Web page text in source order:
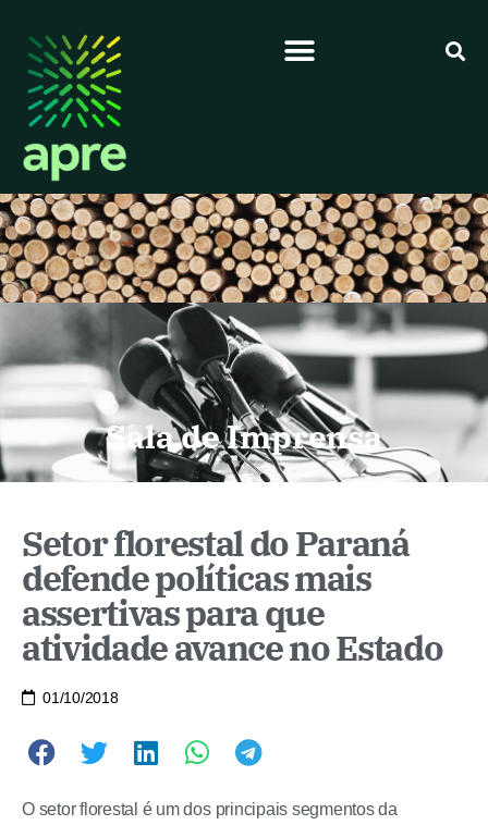
Sala de Imprensa
Setor florestal do Paraná
defende políticas mais
assertivas para que
atividade avance no Estado
01/10/2018
O setor florestal é um dos principais segmentos da